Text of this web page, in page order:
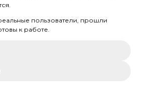
пользователи, прошли
к работе.